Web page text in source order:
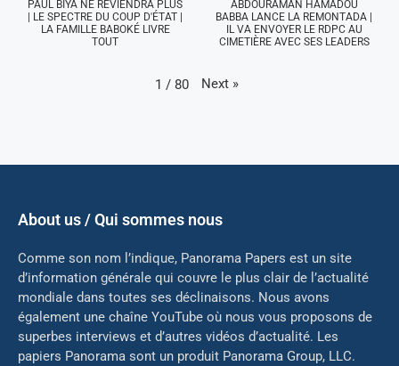
PAUL BIYA NE REVIENDRA PLUS
| LE SPECTRE DU COUP D'ÉTAT |
LA FAMILLE BABOKÉ LIVRE
TOUT
ABDOURAMAN HAMADOU
BABBA LANCE LA REMONTADA |
IL VA ENVOYER LE RDPC AU
CIMETIÈRE AVEC SES LEADERS
1 / 80 Next »
About us / Qui sommes nous
Comme son nom l’indique, Panorama Papers est un site
d’information générale qui couvre le plus clair de l’actualité
mondiale dans toutes ses déclinaisons. Nous avons
également une chaîne YouTube où nous vous proposons de
superbes interviews et d’autres vidéos d’actualité. Les
papiers Panorama sont un produit Panorama Group, LLC.